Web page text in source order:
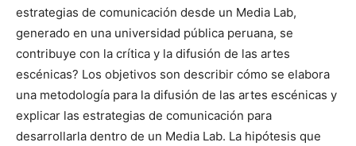
estrategias de comunicación desde un Media Lab,
generado en una universidad pública peruana, se
contribuye con la crítica y la difusión de las artes
escénicas? Los objetivos son describir cómo se elabora
una metodología para la difusión de las artes escénicas y
explicar las estrategias de comunicación para
desarrollarla dentro de un Media Lab. La hipótesis que